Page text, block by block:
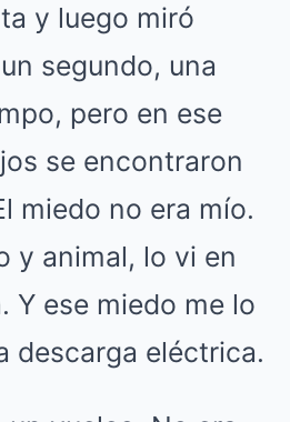
y luego miró
segundo, una
pero en ese
se encontraron
miedo no era mío.
y animal, lo vi en
Y ese miedo me lo
descarga eléctrica.